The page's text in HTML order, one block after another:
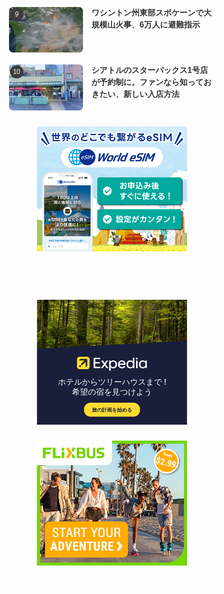
ワシントン州東部スポケーンで大
規模山火事、6万人に避難指示
シアトルのスターバックス1号店
が予約制に。ファンなら知ってお
きたい、新しい入店方法